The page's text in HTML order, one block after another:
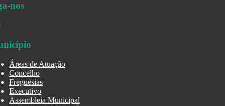
nos
Áreas de Atuação
Concelho
Freguesias
Executivo
Assembleia Municipal